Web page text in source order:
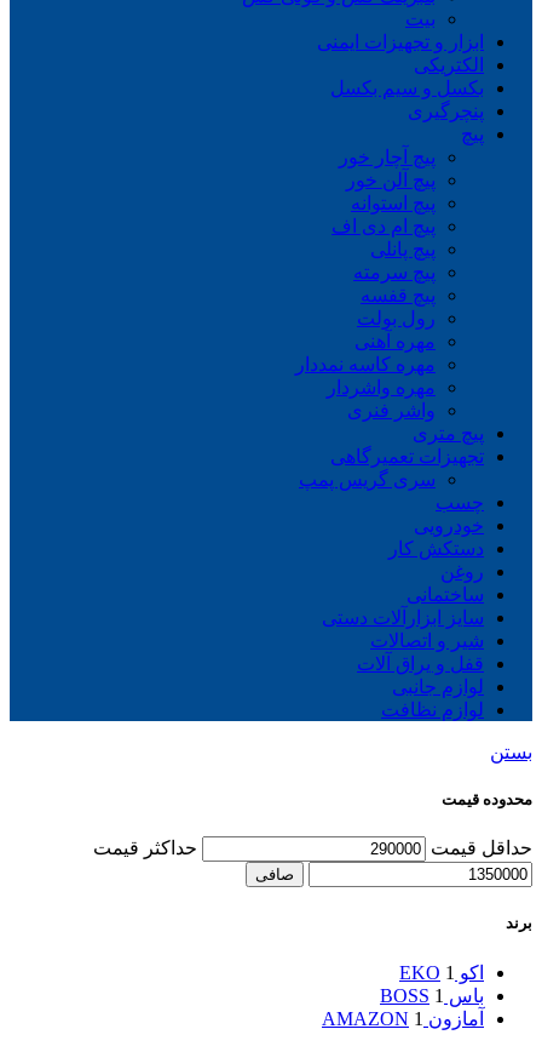
بیت
ابزار و تجهیزات ایمنی
الکتریکی
بکسل و سیم بکسل
پنچرگیری
پیچ
پیچ آچار خور
پیچ آلن خور
پیچ استوانه
پیچ ام دی اف
پیچ پانلی
پیچ سرمته
پیچ قفسه
رول بولت
مهره آهنی
مهره کاسه نمددار
مهره واشردار
واشر فنری
پیچ متری
تجهیزات تعمیرگاهی
سری گریس پمپ
چسب
خودرویی
دستکش کار
روغن
ساختمانی
سایز ابزارآلات دستی
شیر و اتصالات
قفل و یراق آلات
لوازم جانبی
لوازم نظافت
بستن
محدوده قیمت
حداقل قیمت حداكثر قيمت
صافی
برند
اکو EKO 1
باس BOSS 1
آمازون AMAZON 1